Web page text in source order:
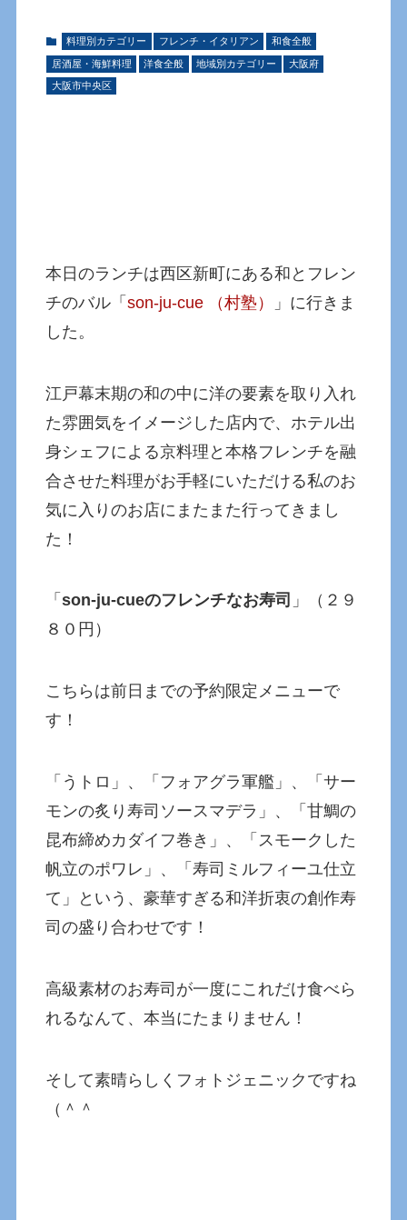
料理別カテゴリー フレンチ・イタリアン 和食全般
居酒屋・海鮮料理 洋食全般 地域別カテゴリー 大阪府
大阪市中央区
本日のランチは西区新町にある和とフレン
チのバル「son-ju-cue （村塾）
」に行きま
した。
江戸幕末期の和の中に洋の要素を取り入れ
た雰囲気をイメージした店内で、ホテル出
身シェフによる京料理と本格フレンチを融
合させた料理がお手軽にいただける私のお
気に入りのお店にまたまた行ってきまし
た！
「son-ju-cueのフレンチなお寿司 」（２９
８０円）
こちらは前日までの予約限定メニューで
す！
「うトロ」、「フォアグラ軍艦」、「サー
モンの炙り寿司ソースマデラ」、「甘鯛の
昆布締めカダイフ巻き」、「スモークした
帆立のポワレ」、「寿司ミルフィーユ仕立
て」という、豪華すぎる和洋折衷の創作寿
司の盛り合わせです！
高級素材のお寿司が一度にこれだけ食べら
れるなんて、本当にたまりません！
そして素晴らしくフォトジェニックですね
（＾＾